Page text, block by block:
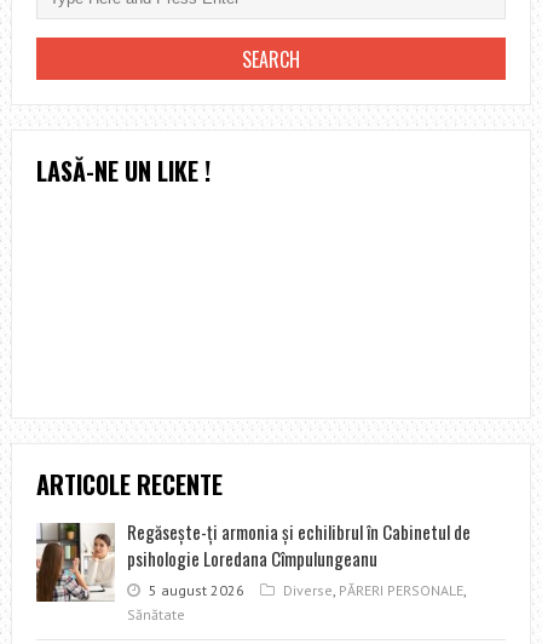
LASĂ-NE UN LIKE !
ARTICOLE RECENTE
Regăseşte-ţi armonia şi echilibrul în Cabinetul de
psihologie Loredana Cîmpulungeanu
5 august 2026 Diverse, PĂRERI PERSONALE,
Sănătate